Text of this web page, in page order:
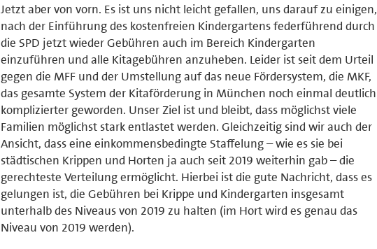
Jetzt aber von vorn. Es ist uns nicht leicht gefallen, uns darauf zu einigen,
nach der Einführung des kostenfreien Kindergartens federführend durch
die SPD jetzt wieder Gebühren auch im Bereich Kindergarten
einzuführen und alle Kitagebühren anzuheben. Leider ist seit dem Urteil
gegen die MFF und der Umstellung auf das neue Fördersystem, die MKF,
das gesamte System der Kitaförderung in München noch einmal deutlich
komplizierter geworden. Unser Ziel ist und bleibt, dass möglichst viele
Familien möglichst stark entlastet werden. Gleichzeitig sind wir auch der
Ansicht, dass eine einkommensbedingte Staffelung – wie es sie bei
städtischen Krippen und Horten ja auch seit 2019 weiterhin gab – die
gerechteste Verteilung ermöglicht. Hierbei ist die gute Nachricht, dass es
gelungen ist, die Gebühren bei Krippe und Kindergarten insgesamt
unterhalb des Niveaus von 2019 zu halten (im Hort wird es genau das
Niveau von 2019 werden).